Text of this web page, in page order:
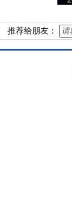
推荐给朋友：